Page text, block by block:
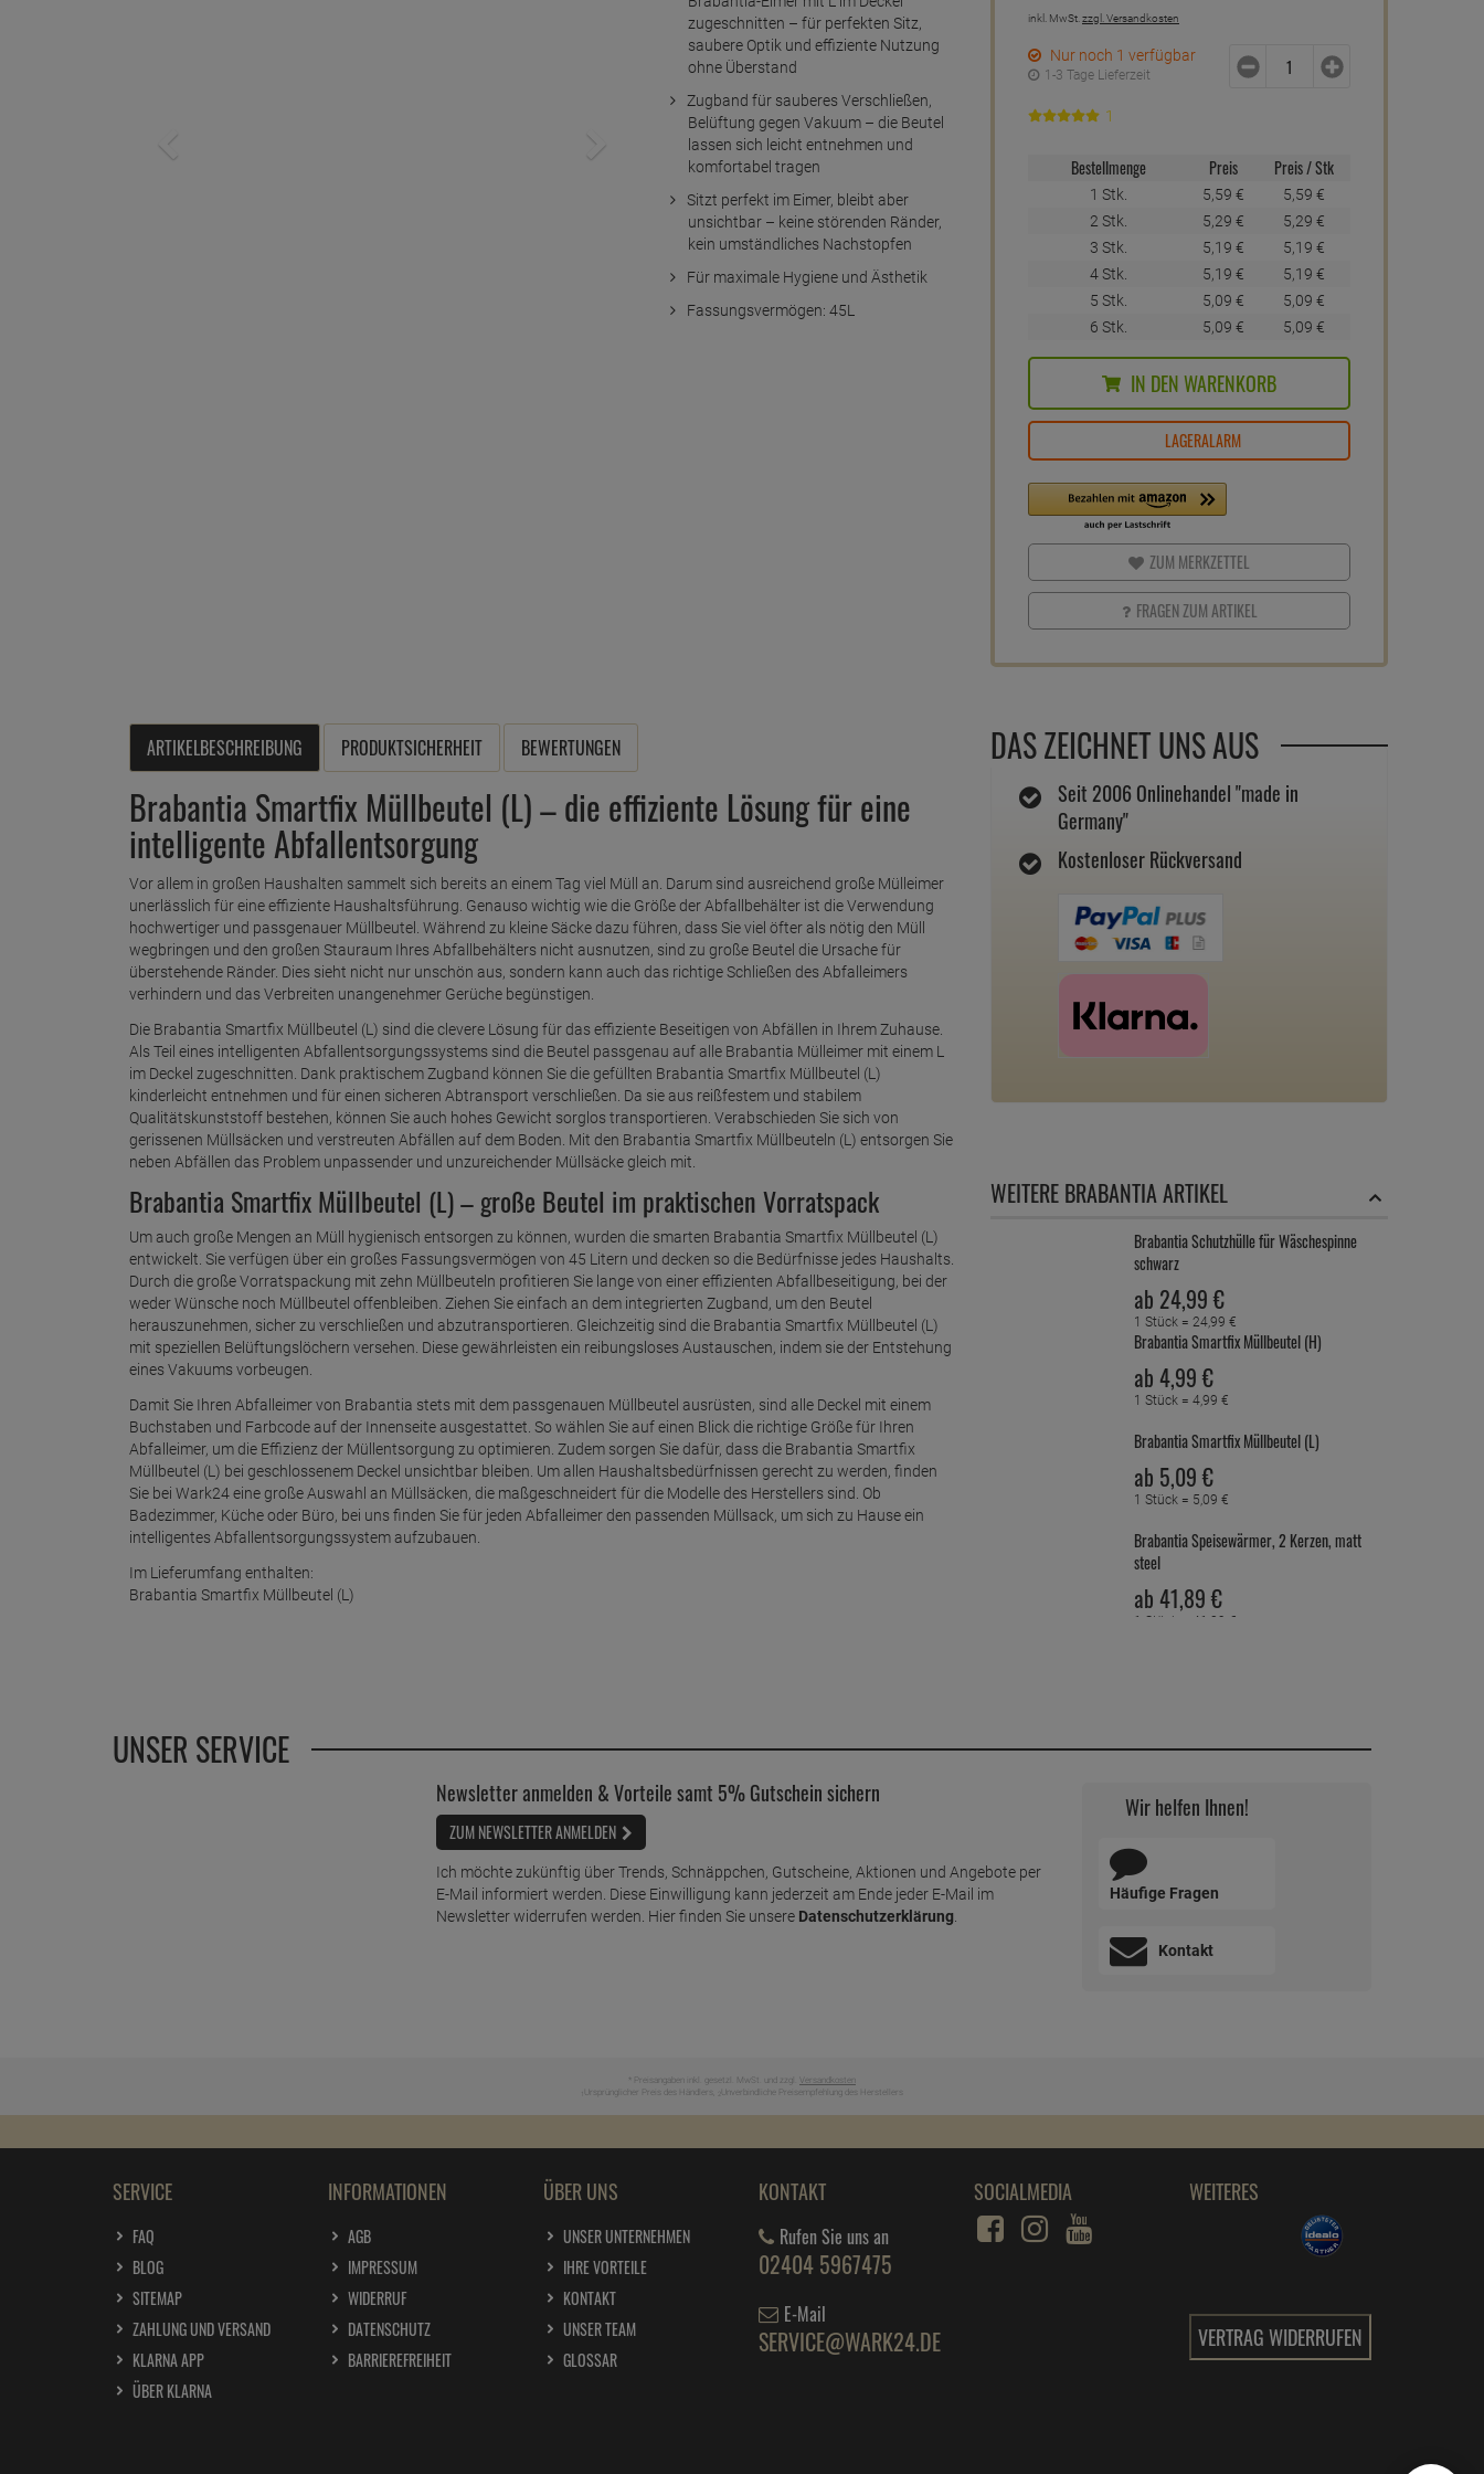
zugeschnitten – für perfekten Sitz,
saubere Optik und effiziente Nutzung
ohne Überstand
Zugband für sauberes Verschließen,
Belüftung gegen Vakuum – die Beutel
lassen sich leicht entnehmen und
komfortabel tragen
Sitzt perfekt im Eimer, bleibt aber
unsichtbar – keine störenden Ränder,
kein umständliches Nachstopfen
Für maximale Hygiene und Ästhetik
Fassungsvermögen: 45L
inkl. MwSt. zzgl. Versandkosten
Nur noch 1 verfügbar
1-3 Tage Lieferzeit
1
Bestellmenge Preis Preis / Stk
1 Stk. 5, 59 € 5, 59 €
2 Stk.
5, 29 € 5, 29 €
3 Stk.
5, 19 € 5, 19 €
4 Stk.
5, 19 € 5, 19 €
5 Stk.
5, 09 € 5, 09 €
6 Stk.
5, 09 € 5, 09 €
IN DEN WARENKORB
LAGERALARM
ZUM MERKZETTEL
FRAGEN ZUM ARTIKEL
DAS ZEICHNET UNS AUS
Seit 2006 Onlinehandel "made in
Germany"
Kostenloser Rückversand
WEITERE BRABANTIA ARTIKEL
Brabantia Schutzhülle für Wäschespinne
schwarz
ab 24,99 €
1 Stück = 24,99 €
Brabantia Smartfix Müllbeutel (H)
ab 4,99 €
1 Stück = 4,99 €
Brabantia Smartfix Müllbeutel (L)
ab 5,09 €
1 Stück = 5, 09 €
Brabantia Speisewärmer, 2 Kerzen, matt
steel
ab 41,89 €
1 Stück = 41, 89 €
ARTIKELBESCHREIBUNG PRODUKTSICHERHEIT BEWERTUNGEN
Brabantia Smartfix Müllbeutel (L) – die effiziente Lösung für eine
intelligente Abfallentsorgung
Vor allem in großen Haushalten sammelt sich bereits an einem Tag viel Müll an. Darum sind ausreichend große Mülleimer
unerlässlich für eine effiziente Haushaltsführung. Genauso wichtig wie die Größe der Abfallbehälter ist die Verwendung
hochwertiger und passgenauer Müllbeutel. Während zu kleine Säcke dazu führen, dass Sie viel öfter als nötig den Müll
wegbringen und den großen Stauraum Ihres Abfallbehälters nicht ausnutzen, sind zu große Beutel die Ursache für
überstehende Ränder. Dies sieht nicht nur unschön aus, sondern kann auch das richtige Schließen des Abfalleimers
verhindern und das Verbreiten unangenehmer Gerüche begünstigen.
Die Brabantia Smartfix Müllbeutel (L) sind die clevere Lösung für das effiziente Beseitigen von Abfällen in Ihrem Zuhause.
Als Teil eines intelligenten Abfallentsorgungssystems sind die Beutel passgenau auf alle Brabantia Mülleimer mit einem L
im Deckel zugeschnitten. Dank praktischem Zugband können Sie die gefüllten Brabantia Smartfix Müllbeutel (L)
kinderleicht entnehmen und für einen sicheren Abtransport verschließen. Da sie aus reißfestem und stabilem
Qualitätskunststoff bestehen, können Sie auch hohes Gewicht sorglos transportieren. Verabschieden Sie sich von
gerissenen Müllsäcken und verstreuten Abfällen auf dem Boden. Mit den Brabantia Smartfix Müllbeuteln (L) entsorgen Sie
neben Abfällen das Problem unpassender und unzureichender Müllsäcke gleich mit.
Brabantia Smartfix Müllbeutel (L) – große Beutel im praktischen Vorratspack
Um auch große Mengen an Müll hygienisch entsorgen zu können, wurden die smarten Brabantia Smartfix Müllbeutel (L)
entwickelt. Sie verfügen über ein großes Fassungsvermögen von 45 Litern und decken so die Bedürfnisse jedes Haushalts.
Durch die große Vorratspackung mit zehn Müllbeuteln profitieren Sie lange von einer effizienten Abfallbeseitigung, bei der
weder Wünsche noch Müllbeutel offenbleiben. Ziehen Sie einfach an dem integrierten Zugband, um den Beutel
herauszunehmen, sicher zu verschließen und abzutransportieren. Gleichzeitig sind die Brabantia Smartfix Müllbeutel (L)
mit speziellen Belüftungslöchern versehen. Diese gewährleisten ein reibungsloses Austauschen, indem sie der Entstehung
eines Vakuums vorbeugen.
Damit Sie Ihren Abfalleimer von Brabantia stets mit dem passgenauen Müllbeutel ausrüsten, sind alle Deckel mit einem
Buchstaben und Farbcode auf der Innenseite ausgestattet. So wählen Sie auf einen Blick die richtige Größe für Ihren
Abfalleimer, um die Effizienz der Müllentsorgung zu optimieren. Zudem sorgen Sie dafür, dass die Brabantia Smartfix
Müllbeutel (L) bei geschlossenem Deckel unsichtbar bleiben. Um allen Haushaltsbedürfnissen gerecht zu werden, finden
Sie bei Wark24 eine große Auswahl an Müllsäcken, die maßgeschneidert für die Modelle des Herstellers sind. Ob
Badezimmer, Küche oder Büro, bei uns finden Sie für jeden Abfalleimer den passenden Müllsack, um sich zu Hause ein
intelligentes Abfallentsorgungssystem aufzubauen.
Im Lieferumfang enthalten:
Brabantia Smartfix Müllbeutel (L)
UNSER SERVICE
Newsletter anmelden & Vorteile samt 5% Gutschein sichern
ZUM NEWSLETTER ANMELDEN
Ich möchte zukünftig über Trends, Schnäppchen, Gutscheine, Aktionen und Angebote per
E-Mail informiert werden. Diese Einwilligung kann jederzeit am Ende jeder E-Mail im
Newsletter widerrufen werden. Hier finden Sie unsere Datenschutzerklärung.
Wir helfen Ihnen!
Häufige Fragen
Kontakt
* Preisangaben inkl. gesetzl. MwSt. und zzgl. Versandkosten
Ursprünglicher Preis des Händlers, Unverbindliche Preisempfehlung des Herstellers
SERVICE
FAQ
BLOG
SITEMAP
ZAHLUNG UND VERSAND
KLARNA APP
ÜBER KLARNA
INFORMATIONEN
AGB
IMPRESSUM
WIDERRUF
DATENSCHUTZ
BARRIEREFREIHEIT
ÜBER UNS
UNSER UNTERNEHMEN
IHRE VORTEILE
KONTAKT
UNSER TEAM
GLOSSAR
KONTAKT
Rufen Sie uns an
02404 5967475
E-Mail
SERVICE@WARK24.DE
SOCIALMEDIA WEITERES
VERTRAG WIDERRUFEN